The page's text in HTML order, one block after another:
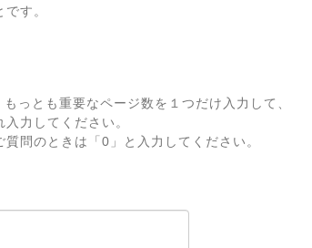
す。
っとも重要なページ数を１つだけ入力して、
力してください。
問のときは「0」と入力してください。